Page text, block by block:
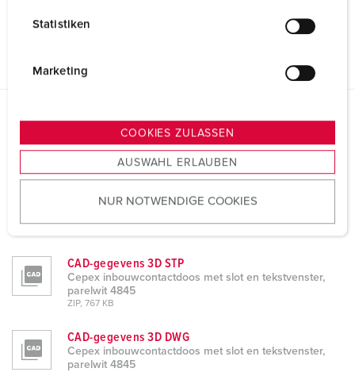
s
u
w
h
Statistiken
Marketing
COOKIES ZULASSEN
AUSWAHL ERLAUBEN
NUR NOTWENDIGE COOKIES
Gegevensbladen & Downloads
Cepex inbouwcontactdoos met slot en tekstvenster,
parelwit 4845
Cepex inbouwcontactdoos met slot en tekstvenster,
CAD-gegevens 3D STP
Cepex inbouwcontactdoos met slot en tekstvenster,
parelwit 4845
ZIP, 767 KB
CAD-gegevens 3D DWG
Cepex inbouwcontactdoos met slot en tekstvenster,
parelwit 4845